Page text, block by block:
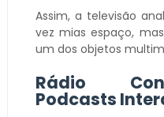
Assim, a televisão
vez mias espaço,
um dos objetos
Rádio
Podcasts